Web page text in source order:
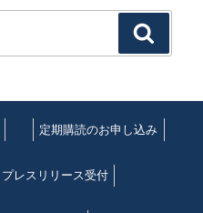
索
定期購読のお申し込み
プレスリリース受付